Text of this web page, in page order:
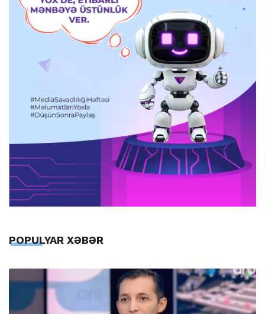
POPULYAR XƏBƏR